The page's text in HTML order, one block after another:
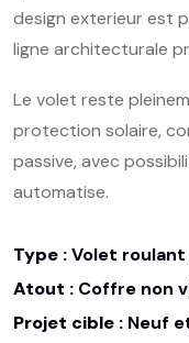
design exterieur est
ligne architecturale
Le volet reste
protection solaire,
passive, avec
automatise.
Type :Volet
Atout : Coffre non
Projet cible : Neuf